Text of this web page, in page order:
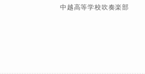
中越高等学校吹奏楽部